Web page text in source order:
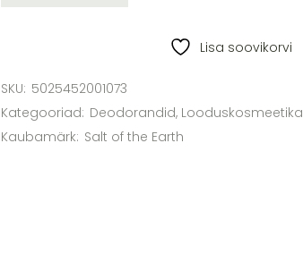
Lisa soovikorvi
SKU: 5025452001073
Kategooriad: Deodorandid, Looduskosmeetika
Kaubamärk: Salt of the Earth